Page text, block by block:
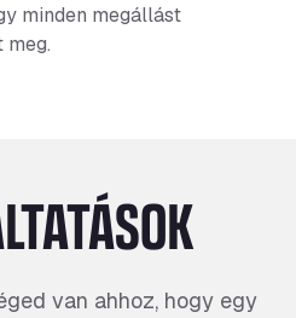
minden megállást
van ahhoz, hogy egy